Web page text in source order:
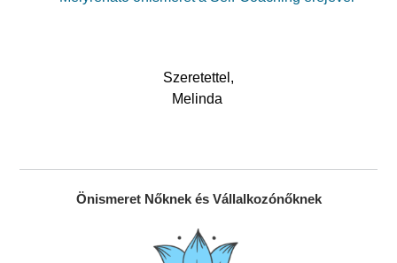
Szeretettel,
Melinda
Önismeret Nőknek és Vállalkozónőknek